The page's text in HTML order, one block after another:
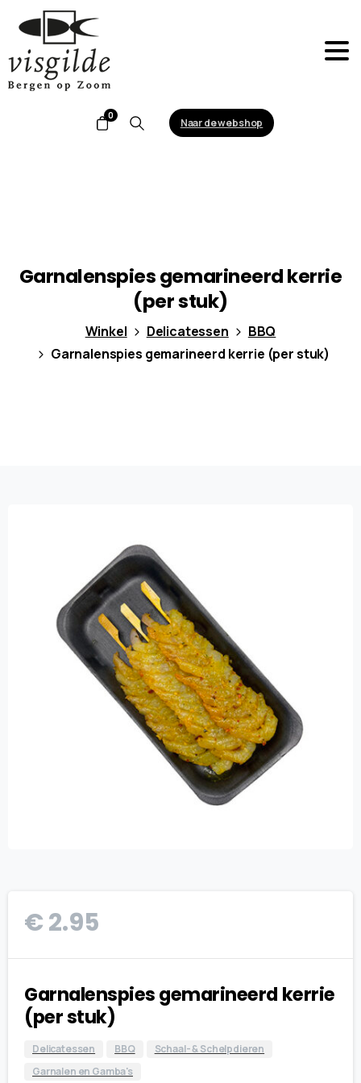
0
Search
Naar de webshop
Garnalenspiesgemarineerdkerrie
(perstuk)
Winkel Delicatessen
BBQ
Garnalenspies gemarineerd kerrie (per stuk)
€2.95
Garnalenspies gemarineerd kerrie
(per stuk)
Delicatessen BBQ
Schaal- & Schelpdieren
Garnalen en Gamba's